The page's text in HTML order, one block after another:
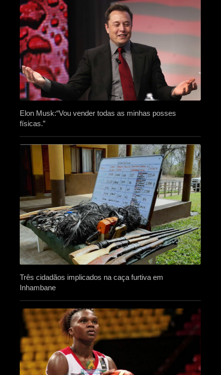
Elon Musk:“Vou vender todas as minhas posses
físicas.”
Três cidadãos implicados na caça furtiva em
Inhambane